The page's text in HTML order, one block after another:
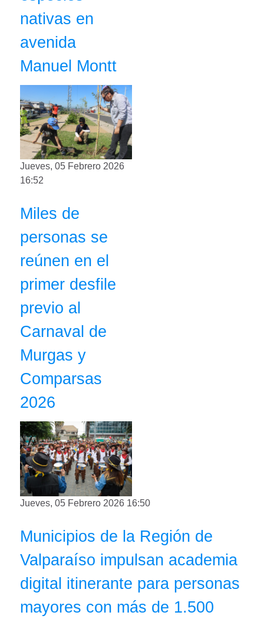
nativas en
avenida
Manuel Montt
Jueves, 05 Febrero 2026
16:52
Miles de
personas se
reúnen en el
primer desfile
previo al
Carnaval de
Murgas y
Comparsas
2026
Jueves, 05 Febrero 2026 16:50
Municipios de la Región de
Valparaíso impulsan academia
digital itinerante para personas
mayores con más de 1.500